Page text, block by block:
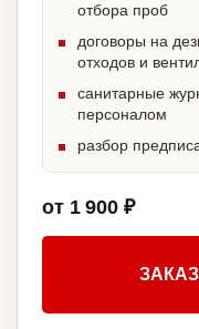
отбора проб
договоры на
отходов и
санитарные
персоналом
разбор
от 1 900 ₽